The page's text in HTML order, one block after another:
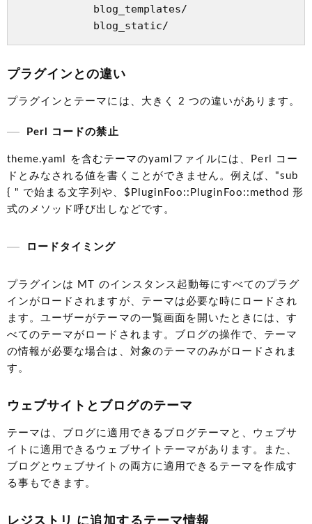
            blog_templates/
プラグインとの違い
プラグインとテーマには、大きく 2 つの違いがあります。
Perl コードの禁止
theme.yaml を含むテーマのyamlファイルには、Perl コー
ドとみなされる値を書くことができません。例えば、"sub
{ " で始まる文字列や、$PluginFoo::PluginFoo::method 形
式のメソッド呼び出しなどです。
ロードタイミング
プラグインは MT のインスタンス起動毎にすべてのプラグ
インがロードされますが、テーマは必要な時にロードされ
ます。ユーザーがテーマの一覧画面を開いたときには、す
べてのテーマがロードされます。ブログの操作で、テーマ
の情報が必要な場合は、対象のテーマのみがロードされま
す。
ウェブサイトとブログのテーマ
テーマは、ブログに適用できるブログテーマと、ウェブサ
イトに適用できるウェブサイトテーマがあります。また、
ブログとウェブサイトの両方に適用できるテーマを作成す
る事もできます。